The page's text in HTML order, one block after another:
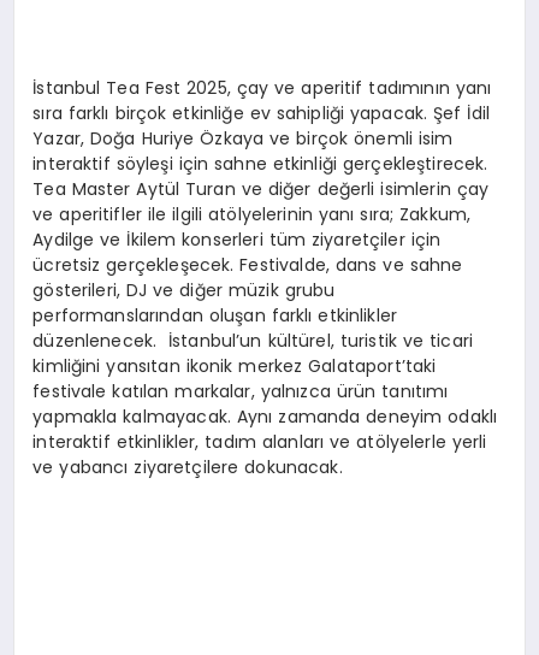
İstanbul Tea Fest 2025, çay ve aperitif tadımının yanı
sıra farklı birçok etkinliğe ev sahipliği yapacak. Şef İdil
Yazar, Doğa Huriye Özkaya ve birçok önemli isim
interaktif söyleşi için sahne etkinliği gerçekleştirecek.
Tea Master Aytül Turan ve diğer değerli isimlerin çay
ve aperitifler ile ilgili atölyelerinin yanı sıra; Zakkum,
Aydilge ve İkilem konserleri tüm ziyaretçiler için
ücretsiz gerçekleşecek. Festivalde, dans ve sahne
gösterileri, DJ ve diğer müzik grubu
performanslarından oluşan farklı etkinlikler
düzenlenecek. İstanbul’un kültürel, turistik ve ticari
kimliğini yansıtan ikonik merkez Galataport’taki
festivale katılan markalar, yalnızca ürün tanıtımı
yapmakla kalmayacak. Aynı zamanda deneyim odaklı
interaktif etkinlikler, tadım alanları ve atölyelerle yerli
ve yabancı ziyaretçilere dokunacak.